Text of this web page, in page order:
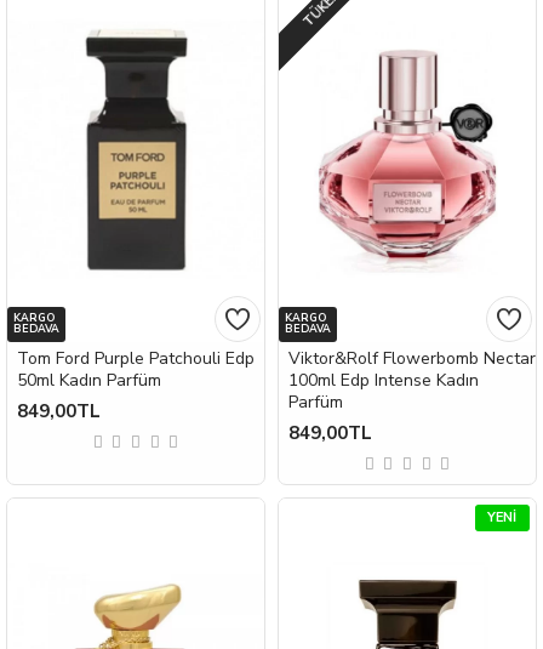
KARGO
BEDAVA
Tom Ford Purple Patchouli Edp
50ml Kadın Parfüm
849,00TL
KARGO
BEDAVA
Viktor&Rolf Flowerbomb Nectar
100ml Edp Intense Kadın
Parfüm
849,00TL
YENI